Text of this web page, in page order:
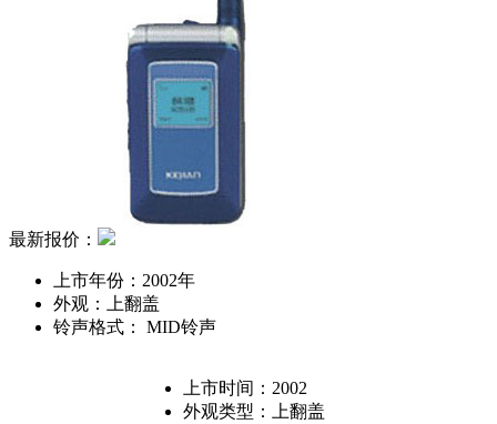
最新报价：
上市年份： 2002年
外观：
上翻盖
铃声格式：
MID铃声
上市时间： 2002
外观类型：
上翻盖